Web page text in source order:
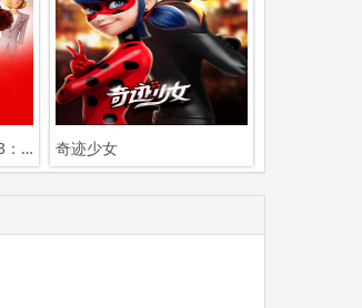
新大头儿子和小头爸爸3：俄罗斯奇遇记 奇迹少女